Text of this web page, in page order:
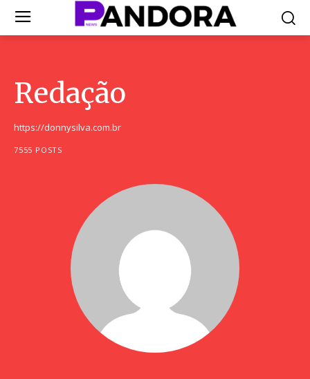
Redação
https://donnysilva.com.br
7555 POSTS